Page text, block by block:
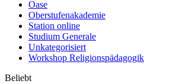
Oase
Oberstufenakademie
Station online
Studium Generale
Unkategorisiert
Workshop Religionspädagogik
Beliebt